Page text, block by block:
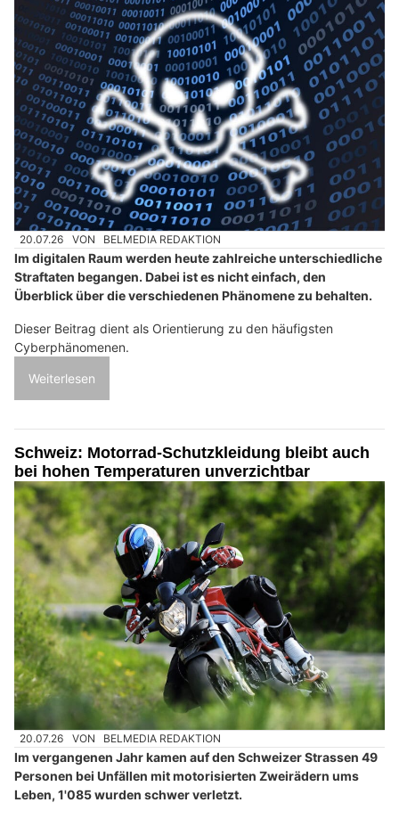
20.07.26 VON BELMEDIA REDAKTION
Im digitalen Raum werden heute zahlreiche unterschiedliche
Straftaten begangen. Dabei ist es nicht einfach, den
Überblick über die verschiedenen Phänomene zu behalten.
Dieser Beitrag dient als Orientierung zu den häufigsten
Cyberphänomenen.
Weiterlesen
Schweiz: Motorrad-Schutzkleidung bleibt auch
bei hohen Temperaturen unverzichtbar
20.07.26 VON BELMEDIA REDAKTION
Im vergangenen Jahr kamen auf den Schweizer Strassen 49
Personen bei Unfällen mit motorisierten Zweirädern ums
Leben, 1'085 wurden schwer verletzt.